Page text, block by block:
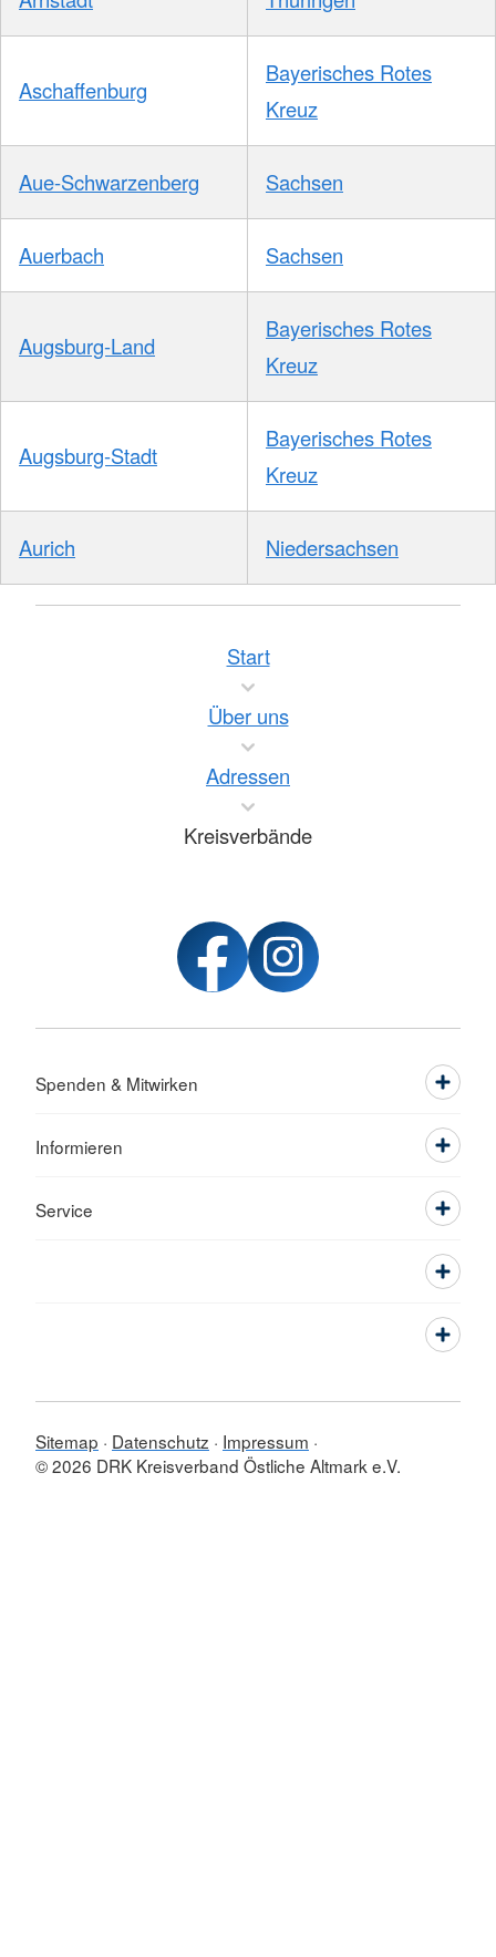
Aschaffenburg
Bayerisches Rotes
Kreuz
Aue-Schwarzenberg Sachsen
Auerbach Sachsen
Augsburg-Land
Bayerisches Rotes
Kreuz
Augsburg-Stadt
Bayerisches Rotes
Kreuz
Aurich Niedersachsen
Start
Über uns
Adressen
Kreisverbände
Spenden & Mitwirken
Informieren
Service
Sitemap Datenschutz
Impressum
© 2026 DRK Kreisverband Östliche Altmark e.V.